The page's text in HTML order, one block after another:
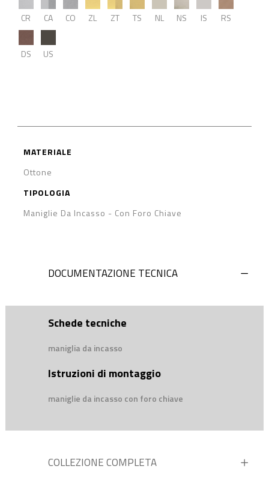
CR CA CO ZL ZT TS NL NS IS RS
DS US
MATERIALE
Ottone
TIPOLOGIA
Maniglie Da Incasso - Con Foro Chiave
DOCUMENTAZIONE TECNICA
Schede tecniche
maniglia da incasso
Istruzioni di montaggio
maniglie da incasso con foro chiave
COLLEZIONE COMPLETA